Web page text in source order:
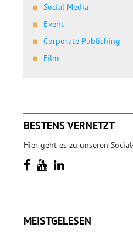
Social Media
Event
Corporate Publishing
Film
BESTENS VERNETZT
Hier geht es zu unseren
MEISTGELESEN